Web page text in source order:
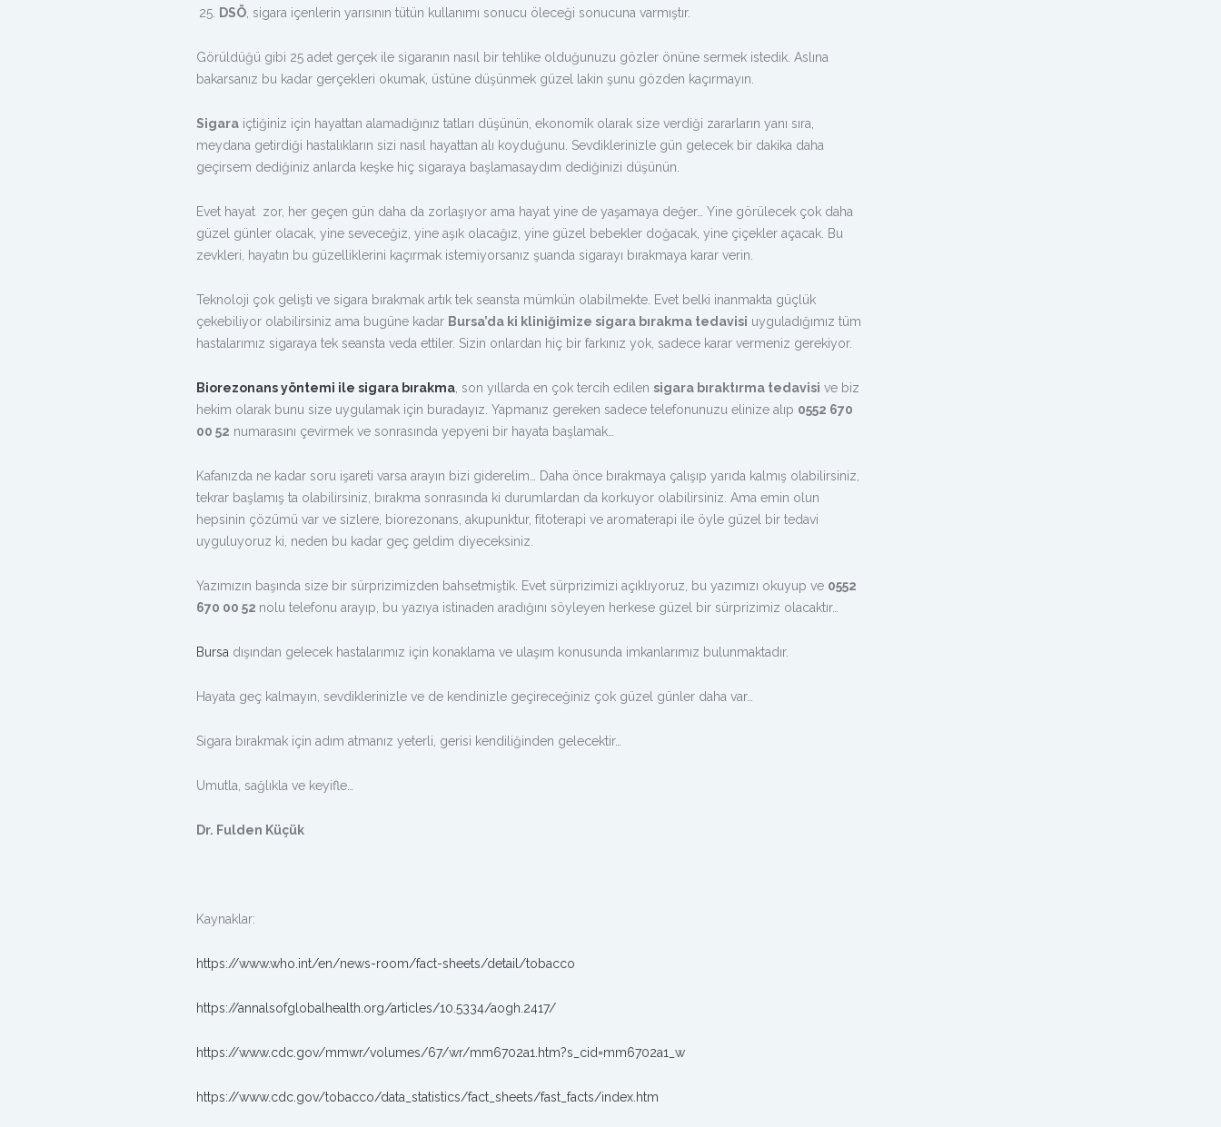
DSÖ , sigara içenlerin yarısının tütün kullanımı sonucu öleceği sonucuna varmıştır.
Görüldüğü gibi 25 adet gerçek ile sigaranın nasıl bir tehlike olduğunuzu gözler önüne sermek istedik. Aslına
bakarsanız bu kadar gerçekleri okumak, üstüne düşünmek güzel lakin şunu gözden kaçırmayın.
Sigara içtiğiniz için hayattan alamadığınız tatları düşünün, ekonomik olarak size verdiği zararların yanı sıra,
meydana getirdiği hastalıkların sizi nasıl hayattan alı koyduğunu. Sevdiklerinizle gün gelecek bir dakika daha
geçirsem dediğiniz anlarda keşke hiç sigaraya başlamasaydım dediğinizi düşünün.
Evet hayat zor, her geçen gün daha da zorlaşıyor ama hayat yine de yaşamaya değer… Yine görülecek çok daha
güzel günler olacak, yine seveceğiz, yine aşık olacağız, yine güzel bebekler doğacak, yine çiçekler açacak. Bu
zevkleri, hayatın bu güzelliklerini kaçırmak istemiyorsanız şuanda sigarayı bırakmaya karar verin.
Teknoloji çok gelişti ve sigara bırakmak artık tek seansta mümkün olabilmekte. Evet belki inanmakta güçlük
çekebiliyor olabilirsiniz ama bugüne kadar Bursa’da ki kliniğimize sigara bırakma tedavisi uyguladığımız tüm
hastalarımız sigaraya tek seansta veda ettiler. Sizin onlardan hiç bir farkınız yok, sadece karar vermeniz gerekiyor.
Biorezonans yöntemi ile sigara bırakma , son yıllarda en çok tercih edilen sigara bıraktırma tedavisi ve biz
hekim olarak bunu size uygulamak için buradayız. Yapmanız gereken sadece telefonunuzu elinize alıp 0552 670
00 52 numarasını çevirmek ve sonrasında yepyeni bir hayata başlamak…
Kafanızda ne kadar soru işareti varsa arayın bizi giderelim… Daha önce bırakmaya çalışıp yarıda kalmış olabilirsiniz,
tekrar başlamış ta olabilirsiniz, bırakma sonrasında ki durumlardan da korkuyor olabilirsiniz. Ama emin olun
hepsinin çözümü var ve sizlere, biorezonans, akupunktur, fitoterapi ve aromaterapi ile öyle güzel bir tedavi
uyguluyoruz ki, neden bu kadar geç geldim diyeceksiniz.
Yazımızın başında size bir sürprizimizden bahsetmiştik. Evet sürprizimizi açıklıyoruz, bu yazımızı okuyup ve 0552
670 00 52 nolu telefonu arayıp, bu yazıya istinaden aradığını söyleyen herkese güzel bir sürprizimiz olacaktır…
Bursa dışından gelecek hastalarımız için konaklama ve ulaşım konusunda imkanlarımız bulunmaktadır.
Hayata geç kalmayın, sevdiklerinizle ve de kendinizle geçireceğiniz çok güzel günler daha var…
Sigara bırakmak için adım atmanız yeterli, gerisi kendiliğinden gelecektir…
Umutla, sağlıkla ve keyifle…
Dr. Fulden Küçük
Kaynaklar:
https://www.who.int/en/news-room/fact-sheets/detail/tobacco
https://annalsofglobalhealth.org/articles/10.5334/aogh.2417/
https://www.cdc.gov/mmwr/volumes/67/wr/mm6702a1.htm?s_cid=mm6702a1_w
https://www.cdc.gov/tobacco/data_statistics/fact_sheets/fast_facts/index.htm